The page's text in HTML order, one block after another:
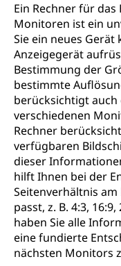
Ein Rechner für
Monitoren ist ein
Sie ein neues
Anzeigegerät
Bestimmung der
bestimmte
berücksichtigt auch
verschiedenen
Rechner
verfügbaren
dieser
hilft Ihnen bei der
Seitenverhältnis
passt, z. B. 4:3,
haben Sie alle
eine fundierte
nächsten Monitors